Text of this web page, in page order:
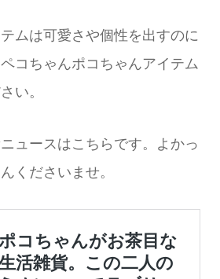
ムは可愛さや個性を出すのに
コちゃんポコちゃんアイテム
い。
ュースはこちらです。よかっ
くださいませ。